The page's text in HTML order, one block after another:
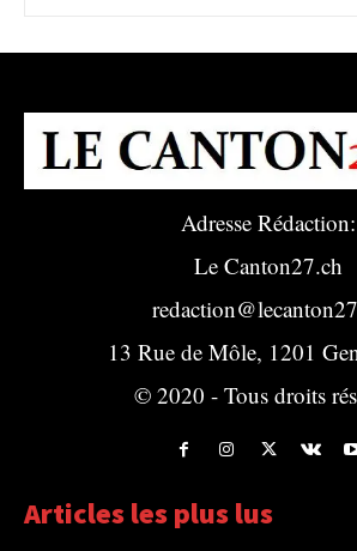
Adresse Rédaction:
Le Canton27.ch
13 Rue de Môle, 1201
© 2020 - Tous droits
Articles les plus lus